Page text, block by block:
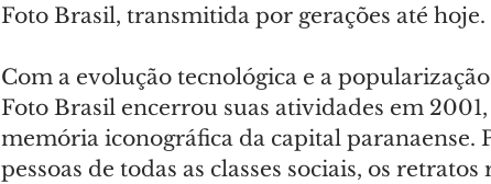
Foto Brasil, transmitida por gerações até hoje.
Com a evolução tecnológica e a
Foto Brasil encerrou suas atividades em
memória iconográfica da capital paranaense.
pessoas de todas as classes sociais, os